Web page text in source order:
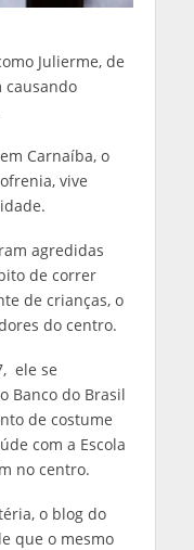
Julierme, de
causando
Carnaíba, o
vive
agredidas
de correr
de crianças, o
do centro.
ele se
Banco do Brasil
de costume
com a Escola
no centro.
o blog do
que o mesmo